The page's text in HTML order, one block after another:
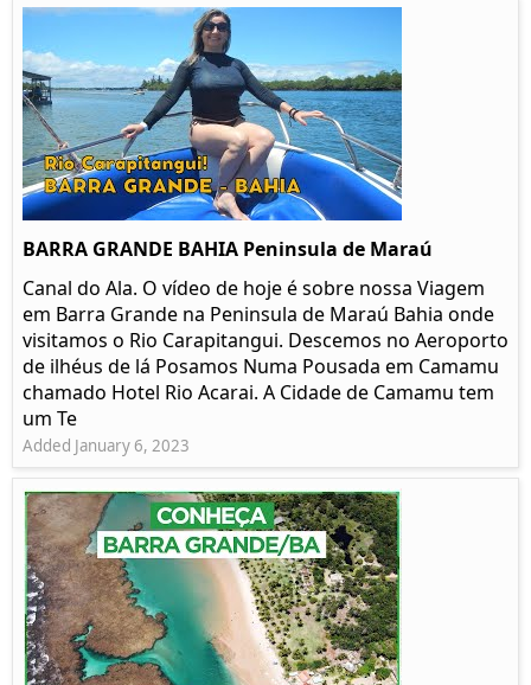
BARRA GRANDE BAHIA Peninsula de Maraú
Canal do Ala. O vídeo de hoje é sobre nossa Viagem
em Barra Grande na Peninsula de Maraú Bahia onde
visitamos o Rio Carapitangui. Descemos no Aeroporto
de ilhéus de lá Posamos Numa Pousada em Camamu
chamado Hotel Rio Acarai. A Cidade de Camamu tem
um Te
Added January 6, 2023